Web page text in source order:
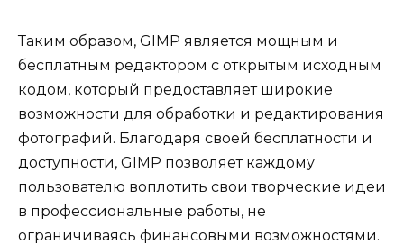
Таким образом, GIMP является мощным и
бесплатным редактором с открытым исходным
кодом, который предоставляет широкие
возможности для обработки и редактирования
фотографий. Благодаря своей бесплатности и
доступности, GIMP позволяет каждому
пользователю воплотить свои творческие идеи
в профессиональные работы, не
ограничиваясь финансовыми возможностями.